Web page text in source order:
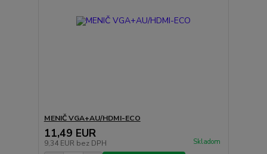
MENIČ VGA+AU/HDMI-ECO
11,49 EUR
9,34 EUR bez DPH Skladom